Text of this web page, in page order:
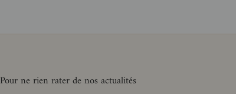
Pour ne rien rater de nos actualités